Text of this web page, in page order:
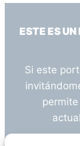
ESTE ES
Si este
¿Tienes